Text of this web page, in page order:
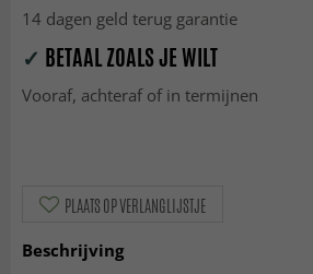
14 dagen geld terug garantie
✓ BETAAL ZOALS JE WILT
Vooraf, achteraf of in termijnen
PLAATS OP VERLANGLIJSTJE
Beschrijving